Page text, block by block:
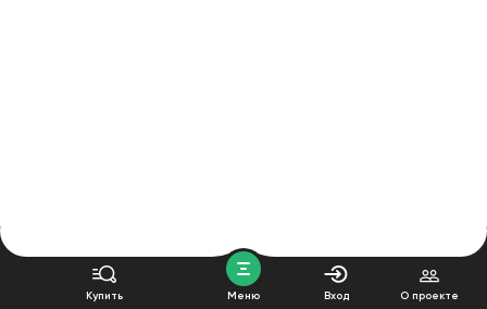
Купить Меню Вход О проекте